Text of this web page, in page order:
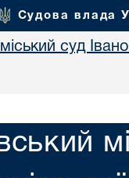
Судова влада
суд